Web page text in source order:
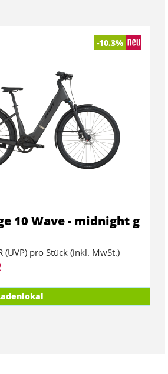
-10.3%
10 Wave - midnight g
(UVP) pro Stück (inkl. MwSt.)